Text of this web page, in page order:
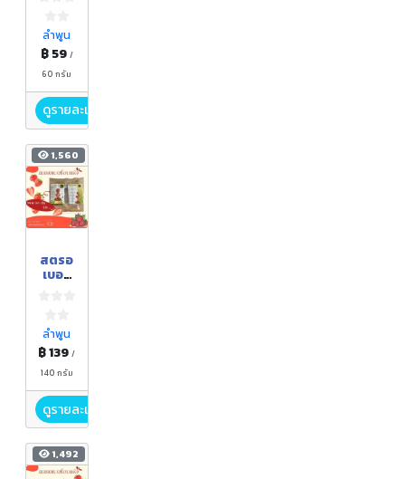
ลำพูน
฿ 59 /
60 กรัม
ดูรายละเอียด
1,560
สตรอ
เบอรี่
ลำพูน
฿ 139/
140 กรัม
ดูรายละเอียด
1,492